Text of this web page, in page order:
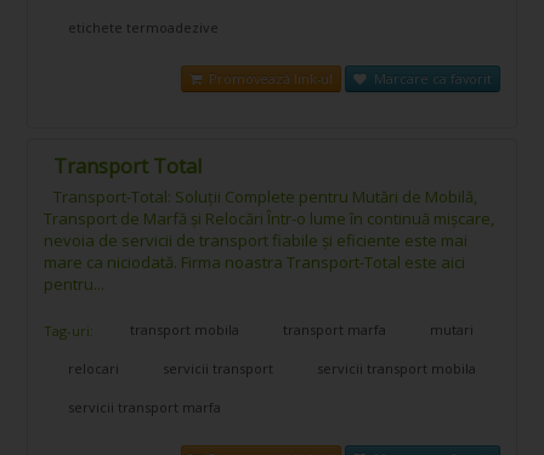
etichete termoadezive
Promovează link-ul Marcare ca favorit
Transport Total
Transport-Total: Soluții Complete pentru Mutări de Mobilă,
Transport de Marfă și Relocări Într-o lume în continuă mișcare,
nevoia de servicii de transport fiabile și eficiente este mai
mare ca niciodată. Firma noastra Transport-Total este aici
pentru...
Tag-uri: transport mobila transport marfa mutari
relocari servicii transport servicii transport mobila
servicii transport marfa